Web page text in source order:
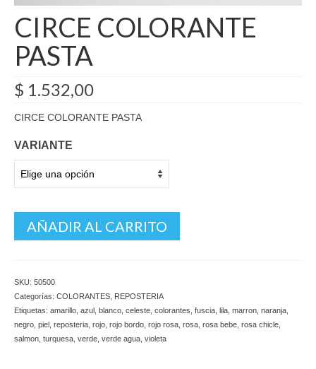
CIRCE COLORANTE
PASTA
$ 1.532,00
CIRCE COLORANTE PASTA
VARIANTE
AÑADIR AL CARRITO
SKU: 50500
Categorías: COLORANTES REPOSTERIA
Etiquetas: amarillo azul blanco celeste colorantes fuscia lila marron naranja
negro piel reposteria rojo rojo bordo rojo rosa rosa rosa bebe rosa chicle
salmon turquesa verde verde agua violeta